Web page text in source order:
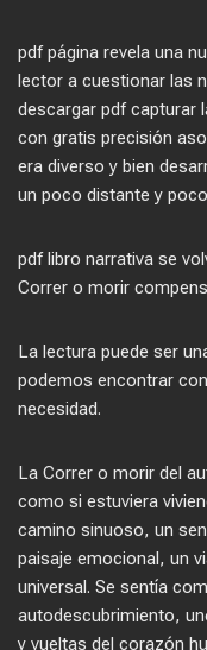
pdf página revela una
lector a cuestionar las
descargar pdf capturar
con gratis precisión
era diverso y bien
un poco distante y
pdf libro narrativa se
Correr o morir
La lectura puede ser
podemos encontrar
necesidad.
La Correr o morir del
como si estuviera
camino sinuoso, un
paisaje emocional, un
universal. Se sentía
autodescubrimiento,
y vueltas del corazón